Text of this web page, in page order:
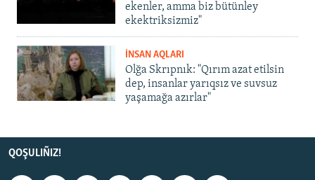
ekenler, amma biz bütünley
ekektriksizmiz"
İNSAN AQLARI
Olğa Skrıpnık: "Qırım azat etilsin
dep, insanlar yarıqsız ve suvsuz
yaşamağa azırlar"
QOŞULIÑIZ!